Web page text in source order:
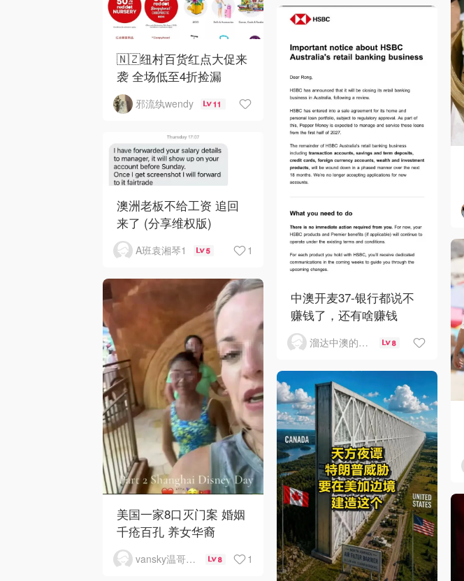
🇳🇿纽村百货红点大促来
袭 全场低至4折捡漏
邪流纨wendy 11
中澳开麦37-银行都说不
赚钱了，还有啥赚钱
溜达中澳的王公子 8
澳洲老板不给工资 追回
来了 (分享维权版)
A班袁湘琴1 5 1
美国一家8口灭门案 婚姻
千疮百孔 养女华裔
vansky温哥华天空 8 1